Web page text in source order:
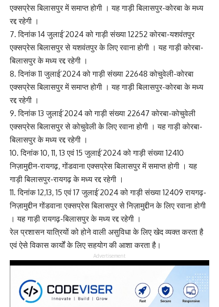
एक्सप्रेस बिलासपुर में समाप्त होगी । यह गाड़ी बिलासपुर-कोरबा के मध्य
रद्द रहेगी ।
7. दिनांक 14 जुलाई’2024 को गाड़ी संख्या 12252 कोरबा-यशवंतपुर
एक्सप्रेस बिलासपुर से यशवंतपुर के लिए रवाना होगी । यह गाड़ी कोरबा-
बिलासपुर के मध्य रद्द रहेगी ।
8. दिनांक 11 जुलाई’2024 को गाड़ी संख्या 22648 कोचुवेली-कोरबा
एक्सप्रेस बिलासपुर में समाप्त होगी । यह गाड़ी बिलासपुर-कोरबा के मध्य
रद्द रहेगी ।
9. दिनांक 13 जुलाई’2024 को गाड़ी संख्या 22647 कोरबा-कोचुवेली
एक्सप्रेस बिलासपुर से कोचुवेली के लिए रवाना होगी । यह गाड़ी कोरबा-
बिलासपुर के मध्य रद्द रहेगी ।
10. दिनांक 10, 11, 13 एवं 15 जुलाई’2024 को गाड़ी संख्या 12410
निज़ामुद्दीन-रायगढ़, गोंडवाना एक्सप्रेस बिलासपुर में समाप्त होगी । यह
गाड़ी बिलासपुर-रायगढ़ के मध्य रद्द रहेगी ।
11. दिनांक 12,13, 15 एवं 17 जुलाई’2024 को गाड़ी संख्या 12409 रायगढ़-
निज़ामुद्दीन गोंडवाना एक्सप्रेस बिलासपुर से निज़ामुद्दीन के लिए रवाना होगी
। यह गाड़ी रायगढ़-बिलासपुर के मध्य रद्द रहेगी ।
रेल प्रशासन यात्रियों को होने वाली असुविधा के लिए खेद व्यक्त करता है
एवं ऐसे विकास कार्यों के लिए सहयोग की आशा करता है।
Advertisement